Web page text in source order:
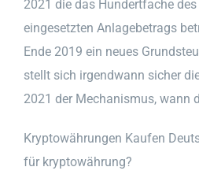
2021 die das Hundertfache
eingesetzten Anlagebetrags
Ende 2019 ein neues
stellt sich irgendwann sicher
2021 der Mechanismus, wann
Kryptowährungen Kaufen
für kryptowährung?